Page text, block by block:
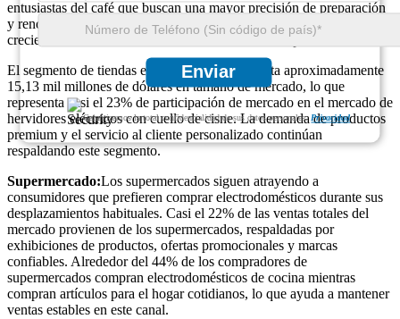
Enviar
Garantizamos la total confidencialidad de sus datos personales. Privacidad
entusiastas del café que buscan una mayor precisión de preparación
y rendimiento del producto. Este canal sigue beneficiándose de la
creciente demanda de electrodomésticos de cocina premium.
El segmento de tiendas especializadas representa aproximadamente
15,13 mil millones de dólares en tamaño de mercado, lo que
representa casi el 23% de participación de mercado en el mercado de
hervidores eléctricos con cuello de cisne. La demanda de productos
premium y el servicio al cliente personalizado continúan
respaldando este segmento.
Supermercado:Los supermercados siguen atrayendo a
consumidores que prefieren comprar electrodomésticos durante sus
desplazamientos habituales. Casi el 22% de las ventas totales del
mercado provienen de los supermercados, respaldadas por
exhibiciones de productos, ofertas promocionales y marcas
confiables. Alrededor del 44% de los compradores de
supermercados compran electrodomésticos de cocina mientras
compran artículos para el hogar cotidianos, lo que ayuda a mantener
ventas estables en este canal.